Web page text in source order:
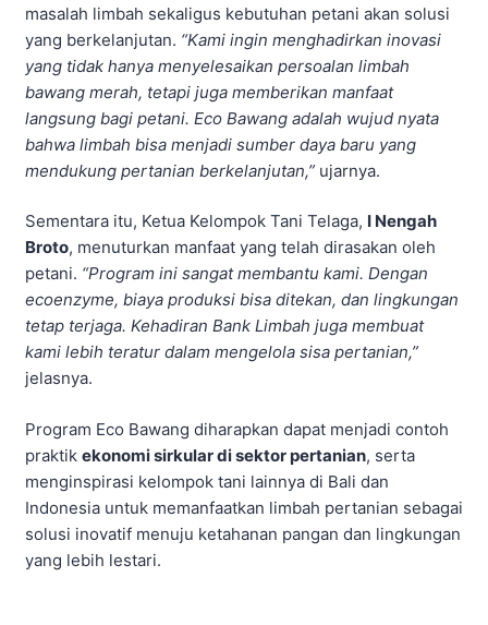
masalah limbah sekaligus kebutuhan petani akan solusi
yang berkelanjutan. “Kami ingin menghadirkan inovasi
yang tidak hanya menyelesaikan persoalan limbah
bawang merah, tetapi juga memberikan manfaat
langsung bagi petani. Eco Bawang adalah wujud nyata
bahwa limbah bisa menjadi sumber daya baru yang
mendukung pertanian berkelanjutan,” ujarnya.
Sementara itu, Ketua Kelompok Tani Telaga, I Nengah
Broto, menuturkan manfaat yang telah dirasakan oleh
petani. “Program ini sangat membantu kami. Dengan
ecoenzyme, biaya produksi bisa ditekan, dan lingkungan
tetap terjaga. Kehadiran Bank Limbah juga membuat
kami lebih teratur dalam mengelola sisa pertanian,”
jelasnya.
Program Eco Bawang diharapkan dapat menjadi contoh
praktik ekonomi sirkular di sektor pertanian, serta
menginspirasi kelompok tani lainnya di Bali dan
Indonesia untuk memanfaatkan limbah pertanian sebagai
solusi inovatif menuju ketahanan pangan dan lingkungan
yang lebih lestari.